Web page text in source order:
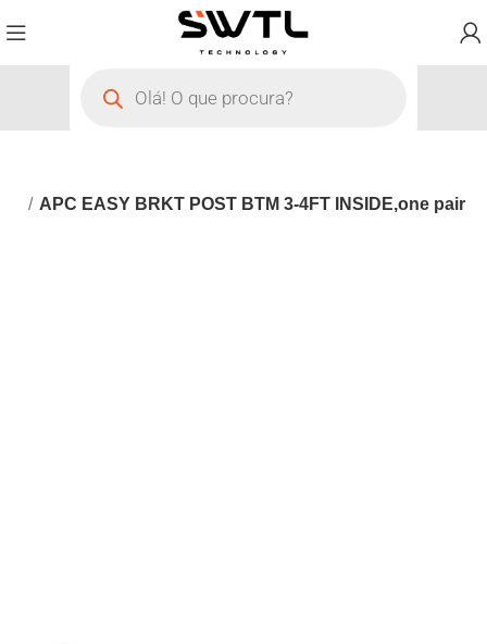
APC EASY BRKT POST BTM 3-4FT INSIDE,one pair